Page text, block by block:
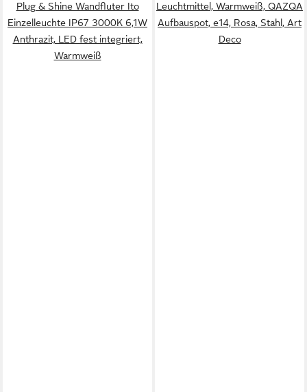
Plug & Shine Wandfluter Ito
Einzelleuchte IP67 3000K 6,1W
Anthrazit, LED fest integriert,
Warmweiß
Leuchtmittel, Warmweiß, QAZQA
Aufbau­spot, e14, Rosa, Stahl, Art
Deco